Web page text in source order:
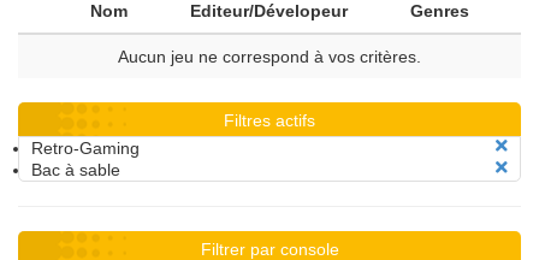
Nom Editeur/Dévelopeur Genres
Aucun jeu ne correspond à vos critères.
Filtres actifs
Retro-Gaming
Bac à sable
Filtrer par console